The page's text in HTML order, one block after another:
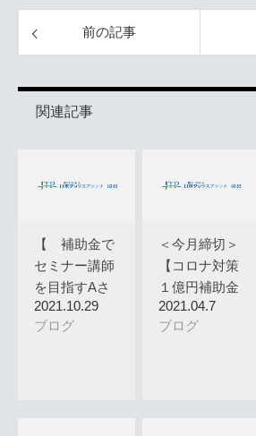
前の記事
関連記事
【 補助金で
セミナー講師
を目指すAさ
んの物語4…
2021.10.29
ブログ
＜今月締切＞
【コロナ対策
１億円補助金
緊急攻略…
2021.04.7
ブログ